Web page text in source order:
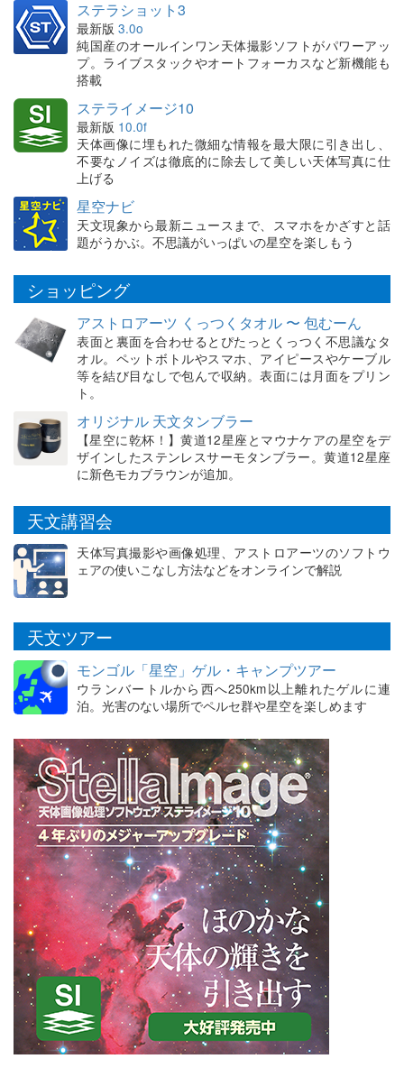
ステラショット3
最新版 3.0o
純国産のオールインワン天体撮影ソフトがパワーアッ
プ。ライブスタックやオートフォーカスなど新機能も
搭載
ステライメージ10
最新版 10.0f
天体画像に埋もれた微細な情報を最大限に引き出し、
不要なノイズは徹底的に除去して美しい天体写真に仕
上げる
星空ナビ
天文現象から最新ニュースまで、スマホをかざすと話
題がうかぶ。不思議がいっぱいの星空を楽しもう
ショッピング
アストロアーツ くっつくタオル 〜 包むーん
表面と裏面を合わせるとぴたっとくっつく不思議なタ
オル。ペットボトルやスマホ、アイピースやケーブル
等を結び目なしで包んで収納。表面には月面をプリン
ト。
オリジナル 天文タンブラー
【星空に乾杯！】黄道12星座とマウナケアの星空をデ
ザインしたステンレスサーモタンブラー。黄道12星座
に新色モカブラウンが追加。
天文講習会
天体写真撮影や画像処理、アストロアーツのソフトウ
ェアの使いこなし方法などをオンラインで解説
天文ツアー
モンゴル「星空」ゲル・キャンプツアー
ウランバートルから西へ250km以上離れたゲルに連
泊。光害のない場所でペルセ群や星空を楽しめます